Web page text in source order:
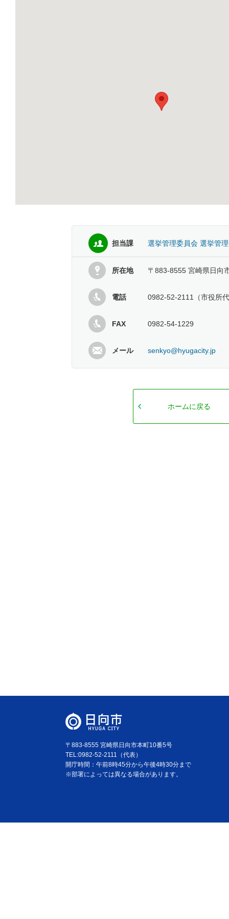
担当課 選挙管理委員会 選挙管
所在地 〒883-8555 宮崎県日向
電話 0982-52-2111（市役所
FAX 0982-54-1229
メール senkyo@hyugacity.jp
ホームに戻る
〒883-8555 宮崎県日向市本町10番5号
TEL:0982-52-2111（代表）
開庁時間：午前8時45分から午後4時30分まで
※部署によっては異なる場合があります。